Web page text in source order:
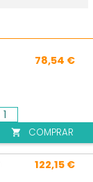
78,54 €
 COMPRAR
122,15 €